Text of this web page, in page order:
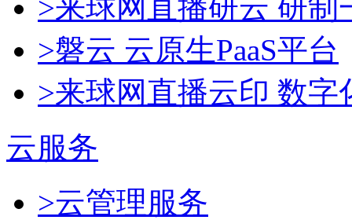
>来球网直播研云 研
>磐云 云原生PaaS平台
>来球网直播云印 数字
云服务
>云管理服务